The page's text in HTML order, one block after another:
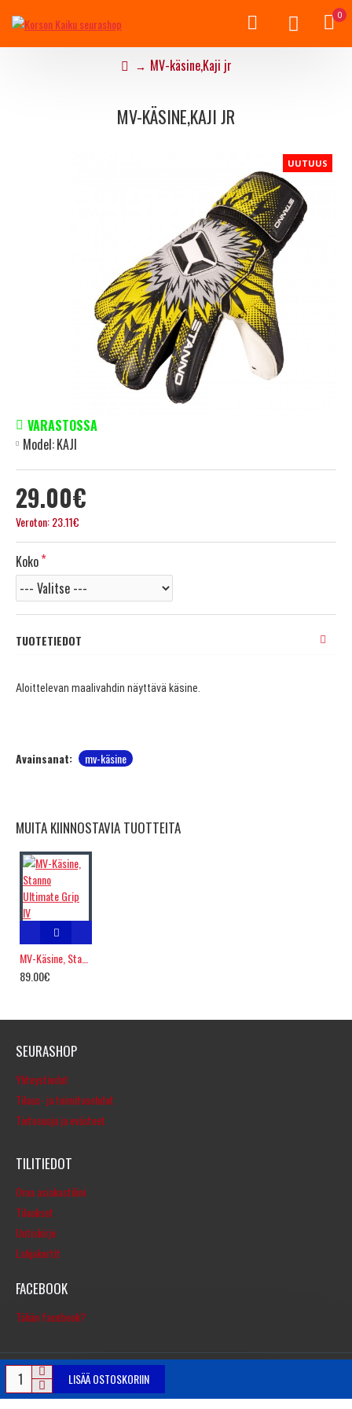
0
MV-käsine,Kaji jr
MV-KÄSINE,KAJI JR
UUTUUS
29.00€
Veroton: 23.11€
VARASTOSSA
Model:KAJI
Koko
LISÄÄ OSTOSKORIIN
TUOTETIEDOT
Aloittelevan maalivahdin näyttävä käsine.
Avainsanat: mv-käsine
MUITA KIINNOSTAVIA TUOTTEITA
89.00€
SEURASHOP
Yhteystiedot
Tilaus- ja toimitusehdot
Tietosuoja ja evästeet
TILITIEDOT
Oma asiakastilini
Tilaukset
Uutiskirje
Lahjakortit
FACEBOOK
Tähän facebook?
© Copyright 2016